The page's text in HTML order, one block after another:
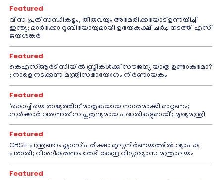
Featured
വിസ പ്രതിസന്ധികളും, തീരുവയും അമേരിക്കയോട് ഉന്നയിച്ച്
ഇന്ത്യ; മാർക്കോ റൂബിയോയുമായി ഉഭയകക്ഷി ചർച്ച നടത്തി എസ്
ജയശങ്കർ
Featured
കെഎസ്ആർടിസിയിൽ സ്ത്രീകൾക്ക് സൗജന്യ യാത്ര ഉണ്ടാകുമോ?
; നാളെ നടക്കുന്ന മന്ത്രിസഭായോഗം നിർണായകം
Featured
‘കൊച്ചിയെ രാജ്യത്തിന് മാതൃകയായ നഗരമാക്കി മാറ്റണം;
സർക്കാർ വരുന്നത് സ്വപ്നതുല്യമായ പദ്ധതികളുമായി’; മുഖ്യമന്ത്രി
Featured
CBSE പന്ത്രണ്ടാം ക്ലാസ് പരീക്ഷാ മൂല്യനിർണയത്തിൽ വ്യാപക
പരാതി; വിശദീകരണം തേടി കേന്ദ്ര വിദ്യാഭ്യാസ മന്ത്രാലയം
Featured